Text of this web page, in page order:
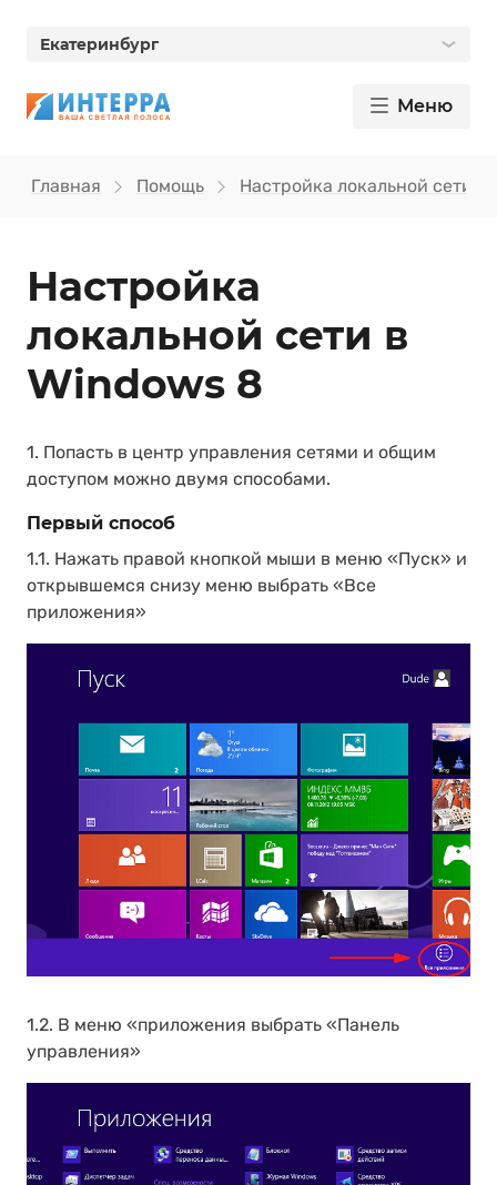
Екатеринбург
Меню
Главная Помощь Настройка локальной сети
Настройка
локальной сети в
Windows 8
1. Попасть в центр управления сетями и общим
доступом можно двумя способами.
Первый способ
1.1. Нажать правой кнопкой мыши в меню «Пуск» и
открывшемся снизу меню выбрать «Все
приложения»
1.2. В меню «приложения выбрать «Панель
управления»